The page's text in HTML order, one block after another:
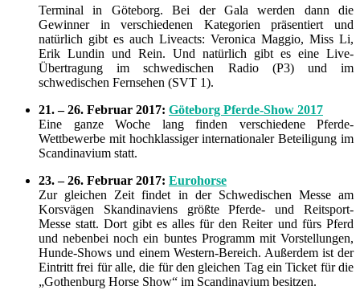
Terminal in Göteborg. Bei der Gala werden dann die
Gewinner in verschiedenen Kategorien präsentiert und
natürlich gibt es auch Liveacts: Veronica Maggio, Miss Li,
Erik Lundin und Rein. Und natürlich gibt es eine Live-
Übertragung im schwedischen Radio (P3) und im
schwedischen Fernsehen (SVT 1).
21. – 26. Februar 2017: Göteborg Pferde-Show 2017
Eine ganze Woche lang finden verschiedene Pferde-
Wettbewerbe mit hochklassiger internationaler Beteiligung im
Scandinavium statt.
23. – 26. Februar 2017: Eurohorse
Zur gleichen Zeit findet in der Schwedischen Messe am
Korsvägen Skandinaviens größte Pferde- und Reitsport-
Messe statt. Dort gibt es alles für den Reiter und fürs Pferd
und nebenbei noch ein buntes Programm mit Vorstellungen,
Hunde-Shows und einem Western-Bereich. Außerdem ist der
Eintritt frei für alle, die für den gleichen Tag ein Ticket für die
„Gothenburg Horse Show“ im Scandinavium besitzen.